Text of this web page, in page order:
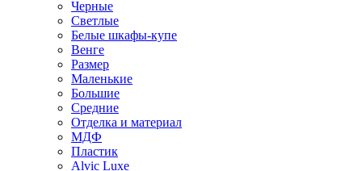
Черные
Светлые
Белые шкафы-купе
Венге
Размер
Маленькие
Большие
Средние
Отделка и материал
МДФ
Пластик
Alvic Luxe